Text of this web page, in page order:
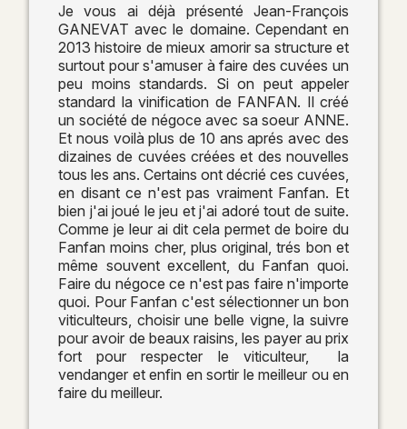
Je vous ai déjà présenté Jean-François
GANEVAT avec le domaine. Cependant en
2013 histoire de mieux amorir sa structure et
surtout pour s'amuser à faire des cuvées un
peu moins standards. Si on peut appeler
standard la vinification de FANFAN. Il créé
un société de négoce avec sa soeur ANNE.
Et nous voilà plus de 10 ans aprés avec des
dizaines de cuvées créées et des nouvelles
tous les ans. Certains ont décrié ces cuvées,
en disant ce n'est pas vraiment Fanfan. Et
bien j'ai joué le jeu et j'ai adoré tout de suite.
Comme je leur ai dit cela permet de boire du
Fanfan moins cher, plus original, trés bon et
même souvent excellent, du Fanfan quoi.
Faire du négoce ce n'est pas faire n'importe
quoi. Pour Fanfan c'est sélectionner un bon
viticulteurs, choisir une belle vigne, la suivre
pour avoir de beaux raisins, les payer au prix
fort pour respecter le viticulteur, la
vendanger et enfin en sortir le meilleur ou en
faire du meilleur.